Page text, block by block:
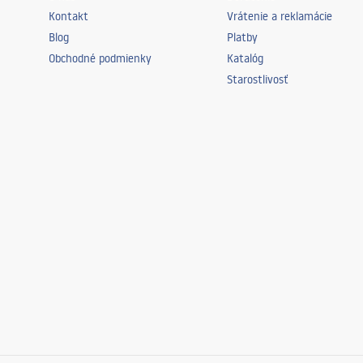
Kontakt
Blog
Obchodné podmienky
Vrátenie a reklamácie
Platby
Katalóg
Starostlivosť